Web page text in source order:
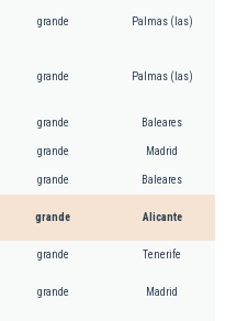
grande Palmas (las)
grande Palmas (las)
grande Baleares
grande Madrid
grande Baleares
grande Alicante
grande Tenerife
grande Madrid